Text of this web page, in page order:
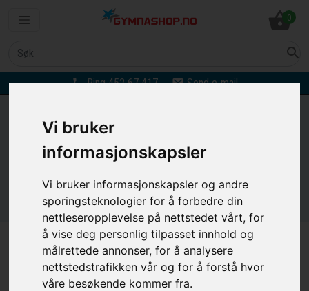
Vi bruker
informasjonskapsler
Vi bruker informasjonskapsler og andre
sporingsteknologier for å forbedre din
nettleseropplevelse på nettstedet vårt, for
å vise deg personlig tilpasset innhold og
målrettede annonser, for å analysere
nettstedstrafikken vår og for å forstå hvor
våre besøkende kommer fra.
shopping_basket
0
search
phone Ring 452 67 417 email Send e-mail
Vi tilbyr hele produktprogrammet til idrett og
redskapsgymnastikk gjennom
Taishan Sports
Nørbæk Efterskole